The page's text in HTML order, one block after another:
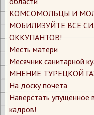
КОМСОМОЛЬЦЫ И
МОБИЛИЗУЙТЕ ВСЕ
ОККУПАНТОВ!
Месть матери
Месячник санитарной
МНЕНИЕ ТУРЕЦКОЙ
На доску почета
Наверстать упущенное
кадров!